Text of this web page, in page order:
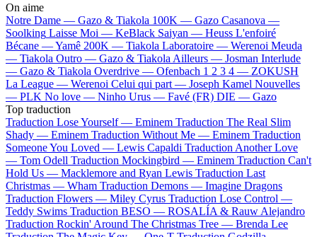
On aime
Notre Dame — Gazo & Tiakola 100K — Gazo Casanova —
Soolking Laisse Moi — KeBlack Saiyan — Heuss L'enfoiré
Bécane —Yamê 200K — Tiakola Laboratoire — Werenoi Meuda
— Tiakola Outro — Gazo & Tiakola Ailleurs — Josman Interlude
— Gazo & Tiakola Overdrive — Ofenbach 1 2 3 4 — ZOKUSH
La League — Werenoi Celui qui part — Joseph Kamel Nouvelles
— PLK No love — Ninho Urus — Favé (FR) DIE — Gazo
Top traduction
Traduction Lose Yourself — Eminem Traduction The Real Slim
Shady — Eminem Traduction Without Me — Eminem Traduction
Someone You Loved — Lewis Capaldi Traduction Another Love
— Tom Odell Traduction Mockingbird — Eminem Traduction Can't
Hold Us — Macklemore and Ryan Lewis Traduction Last
Christmas — Wham Traduction Demons — Imagine Dragons
Traduction Flowers — Miley Cyrus Traduction Lose Control —
Teddy Swims Traduction BESO — ROSALÍA & Rauw Alejandro
Traduction Rockin' Around The Christmas Tree — Brenda Lee